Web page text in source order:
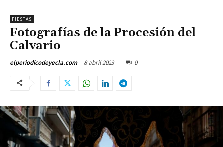
FIESTAS
Fotografías de la Procesión del
Calvario
elperiodicodeyecla.com 8 abril 2023 0